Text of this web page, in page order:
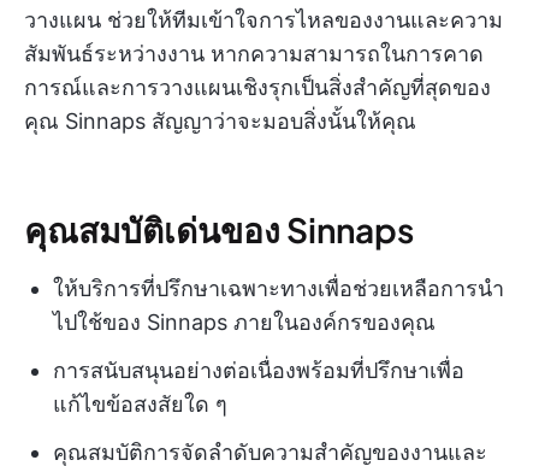
วางแผน ช่วยให้ทีมเข้าใจการไหลของงานและความ
สัมพันธ์ระหว่างงาน หากความสามารถในการคาด
การณ์และการวางแผนเชิงรุกเป็นสิ่งสำคัญที่สุดของ
คุณ Sinnaps สัญญาว่าจะมอบสิ่งนั้นให้คุณ
คุณสมบัติเด่นของ Sinnaps
ให้บริการที่ปรึกษาเฉพาะทางเพื่อช่วยเหลือการนำ
ไปใช้ของ Sinnaps ภายในองค์กรของคุณ
การสนับสนุนอย่างต่อเนื่องพร้อมที่ปรึกษาเพื่อ
แก้ไขข้อสงสัยใด ๆ
คุณสมบัติการจัดลำดับความสำคัญของงานและ